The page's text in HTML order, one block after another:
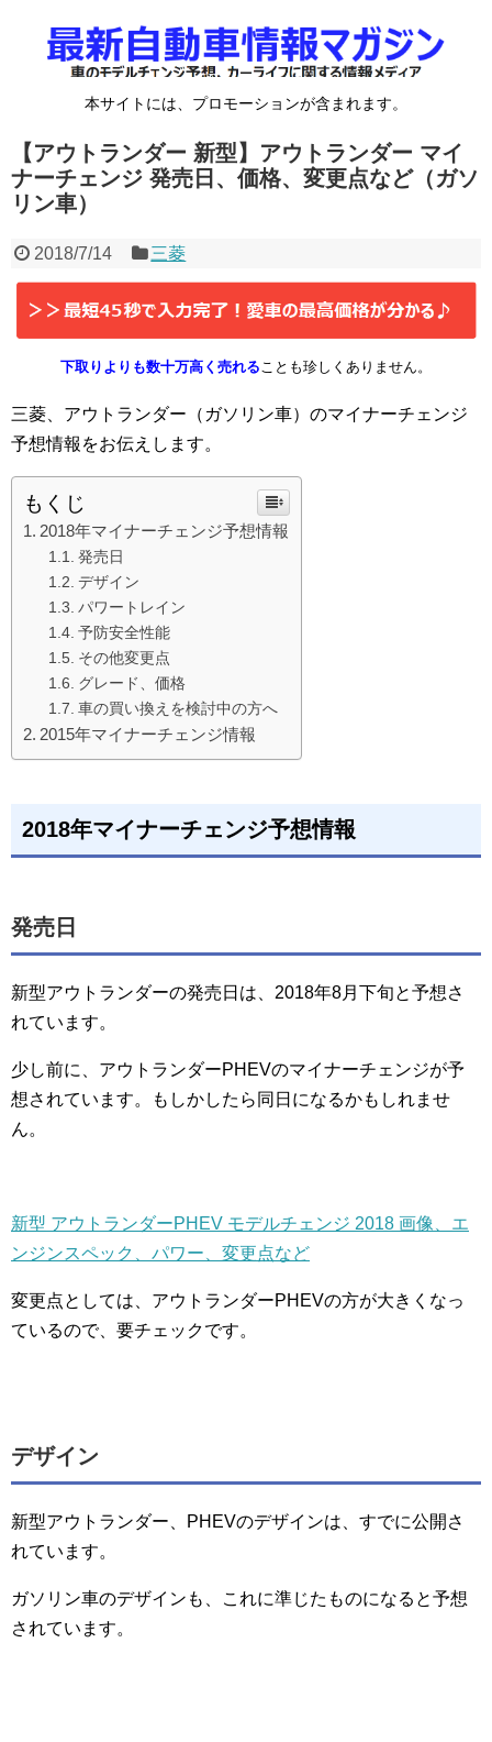
本サイトには、プロモーションが含まれます。
【アウトランダー 新型】アウトランダー マイ
ナーチェンジ 発売日、価格、変更点など（ガソ
リン車）
2018/7/14 三菱
下取りよりも数十万高く売れることも珍しくありません。
三菱、アウトランダー（ガソリン車）のマイナーチェンジ
予想情報をお伝えします。
もくじ
2018年マイナーチェンジ予想情報
発売日
デザイン
パワートレイン
予防安全性能
その他変更点
グレード、価格
車の買い換えを検討中の方へ
2015年マイナーチェンジ情報
2018年マイナーチェンジ予想情報
発売日
新型アウトランダーの発売日は、2018年8月下旬と予想さ
れています。
少し前に、アウトランダーPHEVのマイナーチェンジが予
想されています。もしかしたら同日になるかもしれませ
ん。
新型 アウトランダーPHEV モデルチェンジ 2018 画像、エ
ンジンスペック、パワー、変更点など
変更点としては、アウトランダーPHEVの方が大きくなっ
ているので、要チェックです。
デザイン
新型アウトランダー、PHEVのデザインは、すでに公開さ
れています。
ガソリン車のデザインも、これに準じたものになると予想
されています。